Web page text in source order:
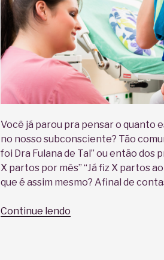
Você já parou pra pensar o quanto
no nosso subconsciente? Tão
foi Dra Fulana de Tal” ou então dos
X partos por mês” “Já fiz X partos
que é assim mesmo? Afinal de
Continue lendo